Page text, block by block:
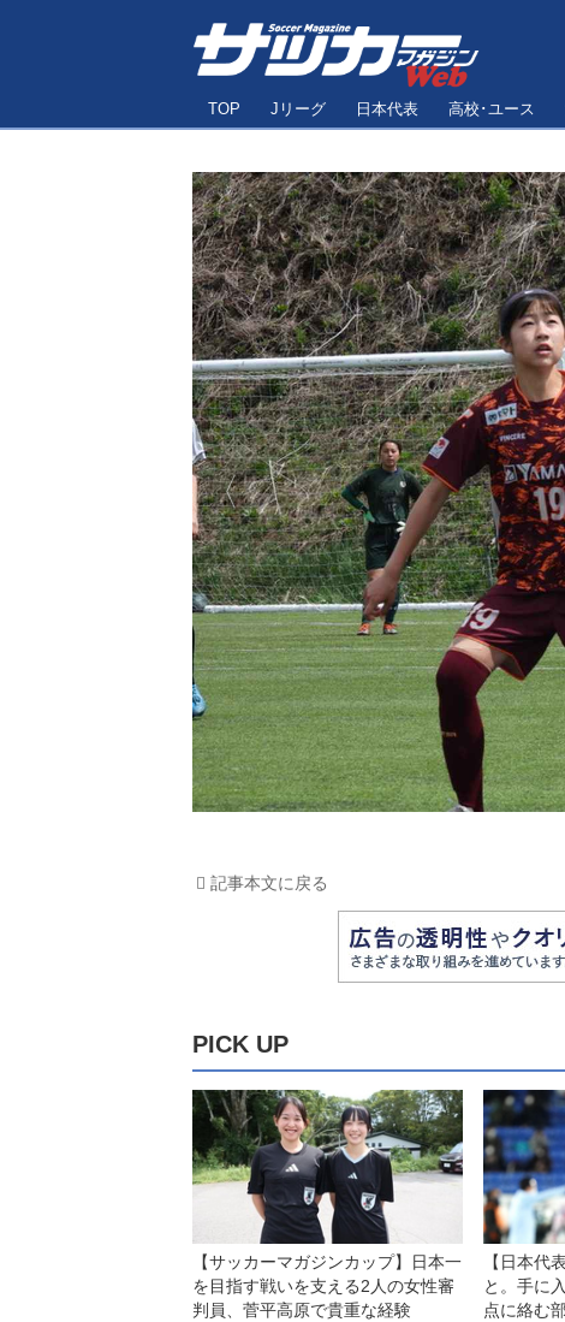
TOP Jリーグ 日本代表 高校･ユース
記事本文に戻る
PICK UP
【サッカーマガジンカップ】日本一
を目指す戦いを支える2人の女性審
判員、菅平高原で貴重な経験
【日本代
と。手に
点に絡む